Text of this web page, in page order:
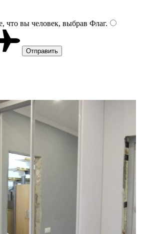
что вы человек, выбрав Флаг.